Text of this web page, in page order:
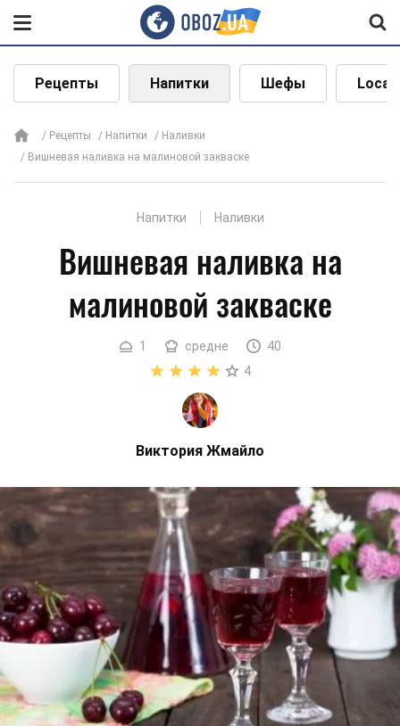
Рецепты Напитки Шефы Local
Рецепты Напитки
Наливки
Вишневая наливка на малиновой закваске
Напитки Наливки
Вишневая наливка на
малиновой закваске
1 средне
40
4
Виктория Жмайло